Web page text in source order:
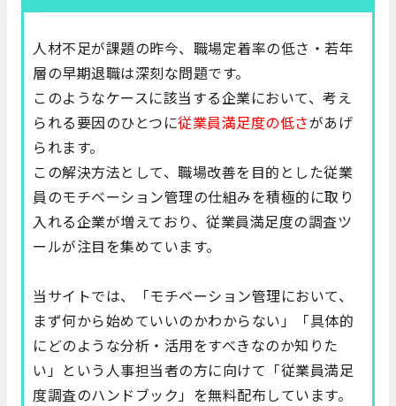
人材不足が課題の昨今、職場定着率の低さ・若年
層の早期退職は深刻な問題です。
このようなケースに該当する企業において、考え
られる要因のひとつに従業員満足度の低さがあげ
られます。
この解決方法として、職場改善を目的とした従業
員のモチベーション管理の仕組みを積極的に取り
入れる企業が増えており、従業員満足度の調査ツ
ールが注目を集めています。
当サイトでは、「モチベーション管理において、
まず何から始めていいのかわからない」「具体的
にどのような分析・活用をすべきなのか知りた
い」という人事担当者の方に向けて「従業員満足
度調査のハンドブック」を無料配布しています。